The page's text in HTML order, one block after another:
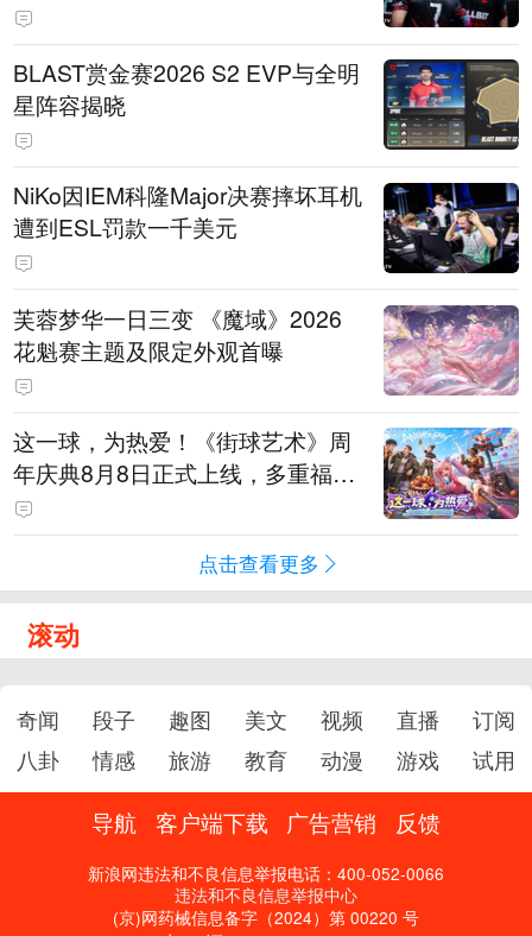
BLAST赏金赛2026 S2 EVP与全明
星阵容揭晓
NiKo因IEM科隆Major决赛摔坏耳机
遭到ESL罚款一千美元
芙蓉梦华一日三变 《魔域》2026
花魁赛主题及限定外观首曝
这一球，为热爱！《街球艺术》周
年庆典8月8日正式上线，多重福利
与全新内容同步开启
点击查看更多
滚动
奇闻 段子 趣图 美文 视频 直播
订阅
八卦
情感 旅游 教育 动漫 游戏 试用
导航 客户端下载 广告营销 反馈
新浪网违法和不良信息举报电话：400-052-0066
违法和不良信息举报中心
(京)网药械信息备字（2024）第 00220 号